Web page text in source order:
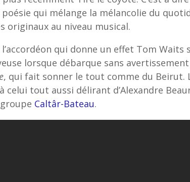
qui mélange la mélancolie du
originaux au niveau musical.
qui donne un effet Tom Waits
lorsque débarque sans
, qui fait sonner le tout comme du Beirut.
celui tout aussi délirant d’Alexandre
Caltâr-Bateau.